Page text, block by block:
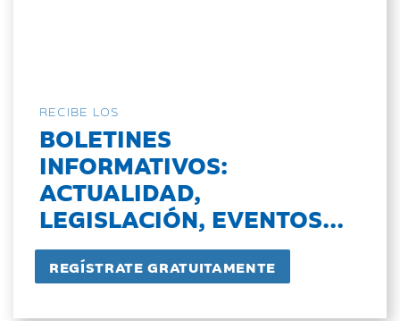
RECIBE LOS
BOLETINES
INFORMATIVOS:
ACTUALIDAD,
LEGISLACIÓN, EVENTOS...